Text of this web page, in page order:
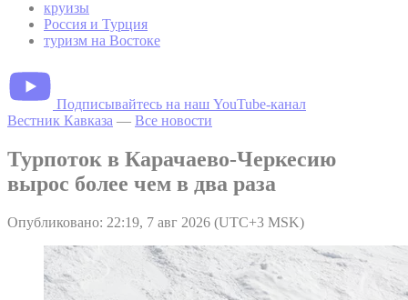
круизы
Россия и Турция
туризм на Востоке
Подписывайтесь на наш YouTube-канал
Вестник Кавказа — Все новости
Турпоток в Карачаево-Черкесию
вырос более чем в два раза
Опубликовано: 22:19, 7 авг 2026 (UTC+3 MSK)